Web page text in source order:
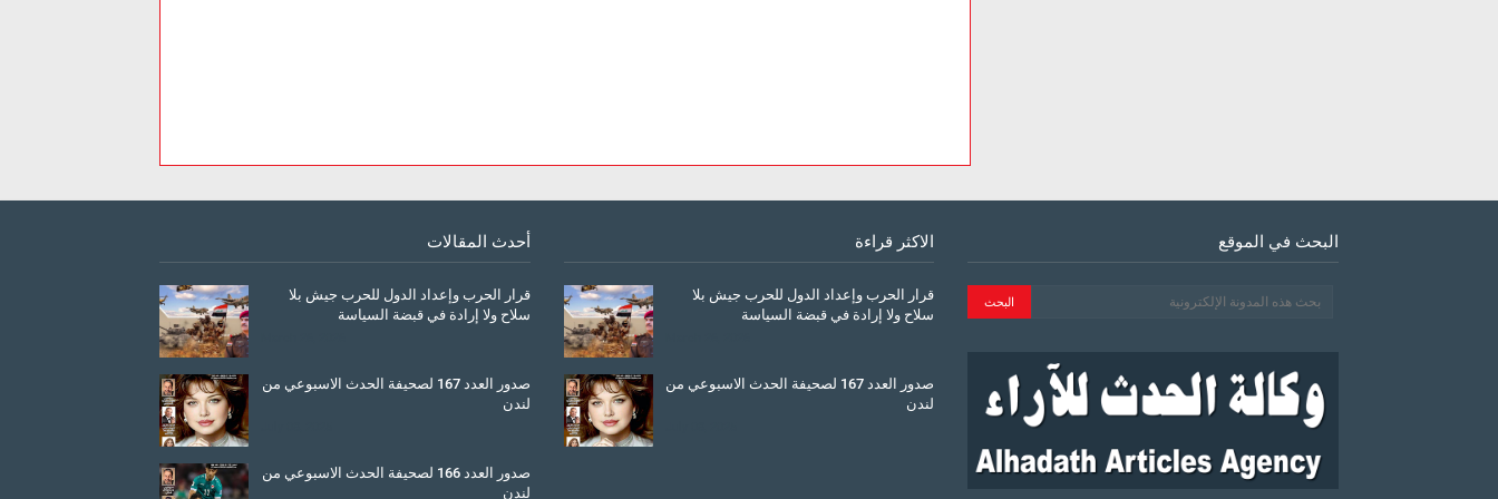
البحث في الموقع الاكثر قراءة
قرار الحرب وإعداد الدول للحرب جيش بلا
سلاح ولا إرادة في قبضة السياسة
صدور العدد 167 لصحيفة الحدث الاسبوعي من
لندن
أحدث المقالات
قرار الحرب وإعداد الدول للحرب جيش بلا
سلاح ولا إرادة في قبضة السياسة
صدور العدد 167 لصحيفة الحدث الاسبوعي من
لندن
صدور العدد 166 لصحيفة الحدث الاسبوعي من
لندن